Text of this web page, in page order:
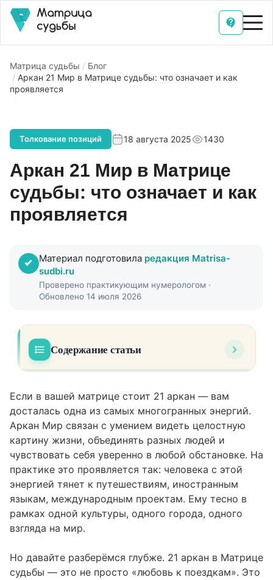
Матрица судьбы
Блог
Аркан 21 Мир в Матрице судьбы: что означает и как
проявляется
Толкование позиций 18 августа 2025 1430
Аркан 21 Мир в Матрице
судьбы: что означает и как
проявляется
Материал подготовила редакция Matrisa-
sudbi.ru
Проверено практикующим нумерологом ·
Обновлено 14 июля 2026
Содержание статьи
21 аркан в минусе — негативные
проявления
03 Проявление 21 аркана в отношениях
04 Совместимость 21 аркана с другими
энергиями
05 21 аркан и профессиональная реализация
06 Денежный канал и финансовый потенциал
08 Кармические уроки и задачи 21 аркана
Если в вашей матрице стоит 21 аркан — вам
досталась одна из самых многогранных энергий.
Аркан Мир связан с умением видеть целостную
картину жизни, объединять разных людей и
чувствовать себя уверенно в любой обстановке. На
практике это проявляется так: человека с этой
энергией тянет к путешествиям, иностранным
языкам, международным проектам. Ему тесно в
рамках одной культуры, одного города, одного
взгляда на мир.
Но давайте разберёмся глубже. 21 аркан в Матрице
судьбы — это не просто «любовь к поездкам». Это